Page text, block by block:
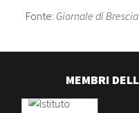
Fonte: Giornale di Brescia
MEMBRI